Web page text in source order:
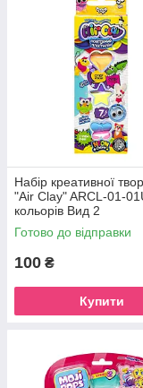
Набір креативної
"Air Clay" ARCL-01-
кольорів Вид 2
Готово до відправки
100 ₴
Купити